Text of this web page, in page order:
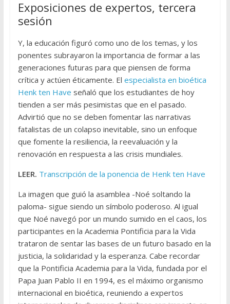
Exposiciones de expertos, tercera
sesión
Y, la educación figuró como uno de los temas, y los
ponentes subrayaron la importancia de formar a las
generaciones futuras para que piensen de forma
crítica y actúen éticamente. El especialista en bioética
Henk ten Have señaló que los estudiantes de hoy
tienden a ser más pesimistas que en el pasado.
Advirtió que no se deben fomentar las narrativas
fatalistas de un colapso inevitable, sino un enfoque
que fomente la resiliencia, la reevaluación y la
renovación en respuesta a las crisis mundiales.
LEER. Transcripción de la ponencia de Henk ten Have
La imagen que guió la asamblea -Noé soltando la
paloma- sigue siendo un símbolo poderoso. Al igual
que Noé navegó por un mundo sumido en el caos, los
participantes en la Academia Pontificia para la Vida
trataron de sentar las bases de un futuro basado en la
justicia, la solidaridad y la esperanza. Cabe recordar
que la Pontificia Academia para la Vida, fundada por el
Papa Juan Pablo II en 1994, es el máximo organismo
internacional en bioética, reuniendo a expertos